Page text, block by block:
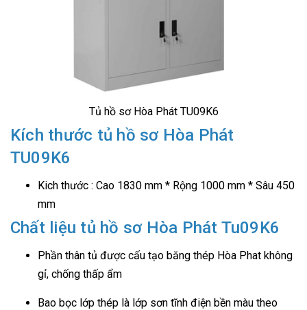
Tủ hồ sơ Hòa Phát TU09K6
Kích thước tủ hồ sơ Hòa Phát
TU09K6
Kich thước : Cao 1830 mm * Rộng 1000 mm * Sâu 450
mm
Chất liệu tủ hồ sơ Hòa Phát Tu09K6
Phần thân tủ được cấu tạo băng thép Hòa Phat không
gỉ, chống thấp ẩm
Bao bọc lớp thép là lớp sơn tĩnh điện bền màu theo